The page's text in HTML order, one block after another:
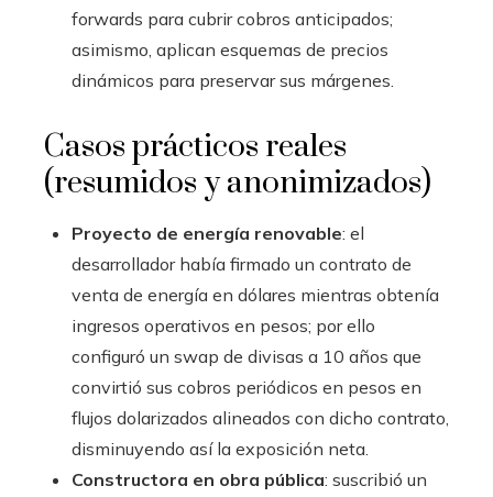
forwards para cubrir cobros anticipados;
asimismo, aplican esquemas de precios
dinámicos para preservar sus márgenes.
Casos prácticos reales
(resumidos y anonimizados)
Proyecto de energía renovable: el
desarrollador había firmado un contrato de
venta de energía en dólares mientras obtenía
ingresos operativos en pesos; por ello
configuró un swap de divisas a 10 años que
convirtió sus cobros periódicos en pesos en
flujos dolarizados alineados con dicho contrato,
disminuyendo así la exposición neta.
Constructora en obra pública: suscribió un